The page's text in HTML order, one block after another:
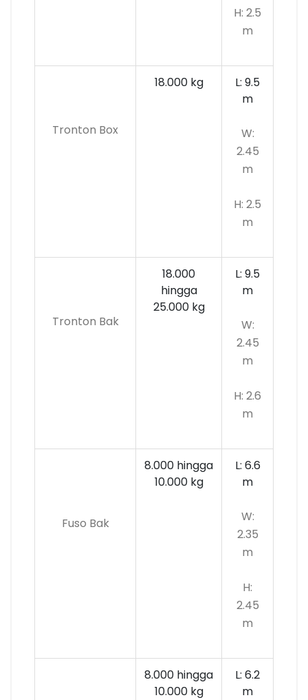
H: 2.5
m
Tronton Box
18.000 kg
L: 9.5
m
W:
2.45
m
H: 2.5
m
Tronton Bak
18.000
hingga
25.000 kg
L: 9.5
m
W:
2.45
m
H: 2.6
m
Fuso Bak
8.000 hingga
10.000kg
L: 6.6
m
W:
2.35
m
H:
2.45
m
8.000 hingga
10.000 kg
L: 6.2
m